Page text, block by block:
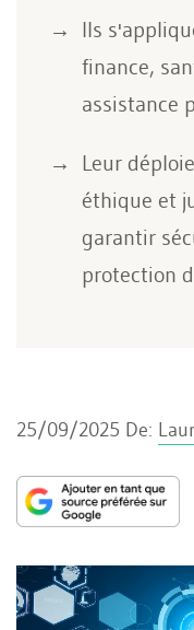
Ils
finance,
assistance
Leur
éthique et
garantir
protection
25/09/2025 De: